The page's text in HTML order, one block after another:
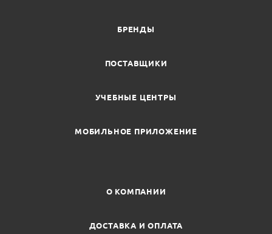
БРЕНДЫ
ПОСТАВЩИКИ
УЧЕБНЫЕ ЦЕНТРЫ
МОБИЛЬНОЕ ПРИЛОЖЕНИЕ
О КОМПАНИИ
ДОСТАВКА И ОПЛАТА